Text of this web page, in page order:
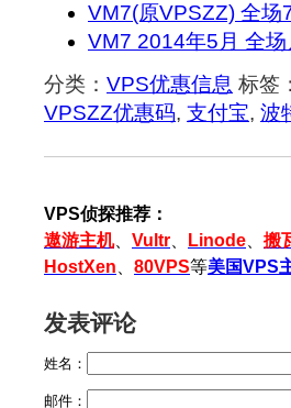
VM7(原VPSZZ) 全场
VM7 2014年5月 全
分类： VPS优惠信息 标签
VPSZZ优惠码, 支付宝, 波
VPS侦探推荐：
遨游主机、 Vultr Linode 搬
HostXen
80VPS等美国VPS
发表评论
姓名：
邮件：